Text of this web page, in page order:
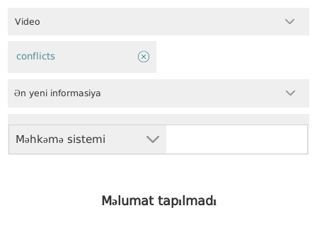
Video
Məhkəmə sistemi
conflicts
Ən yeni informasiya
Məlumat tapılmadı